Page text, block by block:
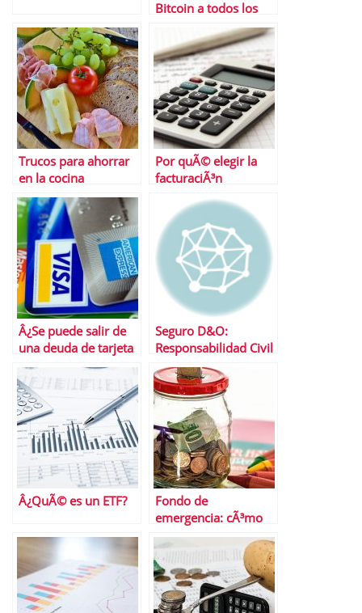
Bitcoin a todos los
demÃ¡s activos
digitales?
Trucos para ahorrar
en la cocina
Por quÃ© elegir la
facturaciÃ³n
Â¿Se puede salir de
una deuda de tarjeta
de crÃ©dito?
Seguro D&O:
Responsabilidad Civil
Directivos
Â¿QuÃ© es un ETF?
Fondo de
emergencia: cÃ³mo
iniciar y construir el
tuyo